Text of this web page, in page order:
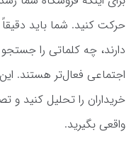
حرکت کنید. شما باید
دارند، چه کلماتی را
اجتماعی فعال‌تر هستند.
خریداران را تحلیل کنید و
واقعی بگیرید.